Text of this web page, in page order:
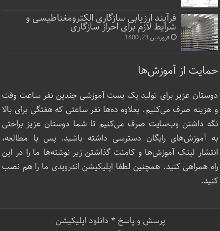
فرآیند ارزیابی سازگاری الکترومغناطیسی و
شرایط لازم برای احراز سازگاری
فروردین 23, 1400
حمایت از آموزش‌ها
دوستان عزیز برای تولید یک پست آموزشی چندین نفر ساعت‌ وقت
و هزینه صرف می‌کنیم. بعلاوه ده‌ها نفر ساعتی که هفتگی برای بالا
نگه داشتن وب‌سایت صرف ‌می‌کنیم تا شما دوستان عزیز براحتی
به آموزش‌های رایگان دسترسی داشته باشید. پس با مطالعه،
انتشار لینک‌ آموزش‌ها و کامنت گذاشتن زیر نوشته‌‌ها ما را در این
راه همراهی کنید. همچنین لطفا اپلیکیشن اندرویدی ما را هم نصب
کنید.
پرسش و پاسخ* دانلود اپلیکیشن